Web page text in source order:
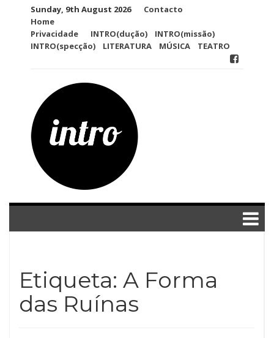
Sunday, 9th August 2026
Contacto
Home
Privacidade
INTRO(dução)
INTRO(missão)
INTRO(specção)
LITERATURA MÚSICA TEATRO
Etiqueta: A Forma
das Ruínas